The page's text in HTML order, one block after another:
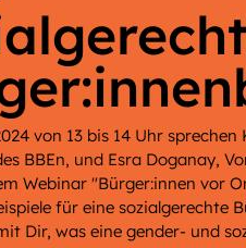
von 13 bis 14 Uhr
BBEn, und Esra Doganay,
Webinar "Bürger:innen vor
für eine sozialgerechte
Dir, was eine gender- und